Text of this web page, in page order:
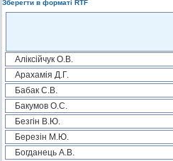
Зберегти в форматі RTF
Аліксійчук О.В.
Арахамія Д.Г.
Бабак С.В.
Бакумов О.С.
Безгін В.Ю.
Березін М.Ю.
Богданець А.В.